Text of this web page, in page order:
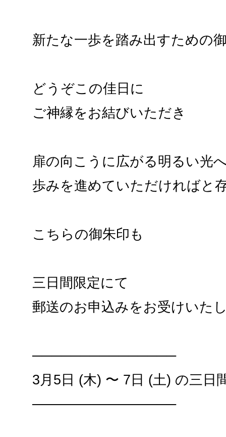
新たな一歩を踏み出すための
どうぞこの佳日に
ご神縁をお結びいただき
扉の向こうに広がる明るい光
歩みを進めていただければと
こちらの御朱印も
三日間限定にて
郵送のお申込みをお受けいた
───────────────
3月5日 (木) 〜 7日 (土) の三日
───────────────